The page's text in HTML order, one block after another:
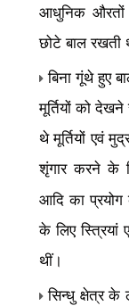
आधुनिक
छोटे बाल रखती
बिना गूंथे हुए
मूर्तियों को
थे मूर्तियों एवं
शृंगार करने के
आदि का
के लिए स्त्रियां
थीं।
सिन्धु क्षेत्र के